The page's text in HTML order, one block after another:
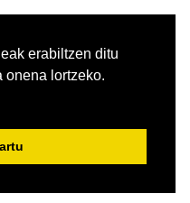
erabiltzen ditu
onena lortzeko.